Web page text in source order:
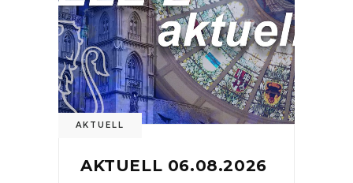
AKTUELL
AKTUELL 06.08.2026